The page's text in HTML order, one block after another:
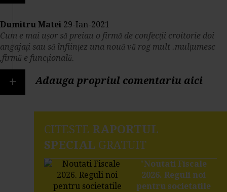
Dumitru Matei 29-Ian-2021
Cum e mai ușor să preiau o firmă de confecții croitorie doi
angajați sau să înființez una nouă vă rog mult .mulțumesc
,firmă e funcțională.
+ Adauga propriul comentariu aici
CITESTE RAPORTUL
SPECIAL GRATUIT
"Noutati Fiscale
2026. Reguli noi
pentru societatile